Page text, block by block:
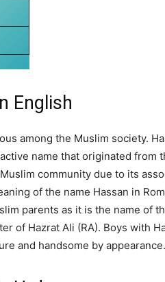
English
among the Muslim society.
name that originated from
community due to its
of the name Hassan in
parents as it is the name of
of Hazrat Ali (RA). Boys with
and handsome by appearance.